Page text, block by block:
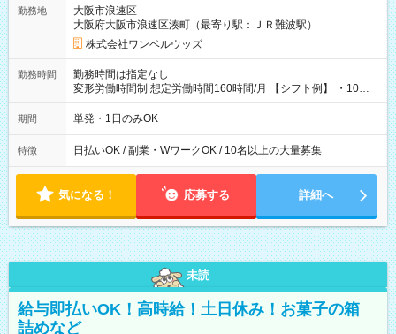
勤務地
大阪市浪速区
大阪府大阪市浪速区湊町（最寄り駅：ＪＲ難波駅）
株式会社ワンベルウッズ
勤務時間
勤務時間は指定なし
変形労働時間制 想定労働時間160時間/月 【シフト例】 ・10：
00～20：00
期間 単発・1日のみOK
特徴 日払いOK / 副業・WワークOK / 10名以上の大量募集
気になる！ 応募する 詳細へ
未読
給与即払いOK！高時給！土日休み！お菓子の箱
詰めなど